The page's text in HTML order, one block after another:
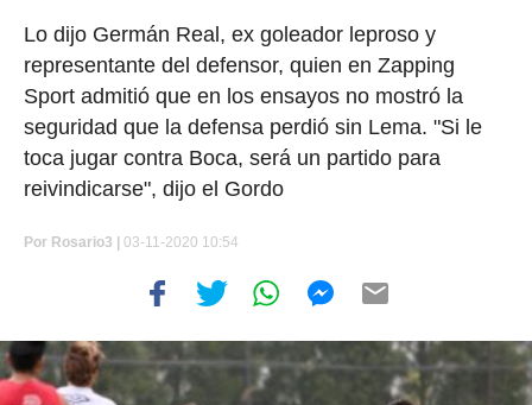
Lo dijo Germán Real, ex goleador leproso y
representante del defensor, quien en Zapping
Sport admitió que en los ensayos no mostró la
seguridad que la defensa perdió sin Lema. "Si le
toca jugar contra Boca, será un partido para
reivindicarse", dijo el Gordo
Por Rosario3 | 03-11-2020 10:54